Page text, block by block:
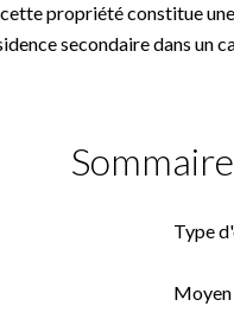
propriété constitue
secondaire dans un
Sommaire
Type
Moyen